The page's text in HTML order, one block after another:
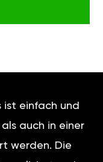
ist einfach und
auch in einer
werden. Die